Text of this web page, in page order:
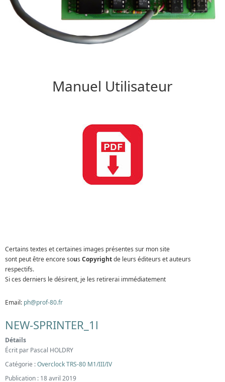
Manuel Utilisateur
Certains textes et certaines images présentes sur mon site
sont peut être encore sous Copyrightde leurs éditeurs et auteurs
respectifs.
Si ces derniers le désirent, je les retirerai immédiatement
Email: ph@prof-80.fr
NEW-SPRINTER_1l
Détails
Écrit par Pascal HOLDRY
Catégorie :Overclock TRS-80 M1/III/IV
Publication : 18 avril 2019